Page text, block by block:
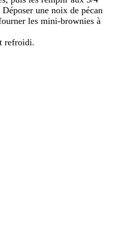
une noix de pécan
les mini-brownies à
refroidi.